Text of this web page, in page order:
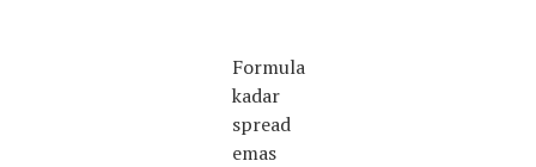
Formula
kadar
spread
emas